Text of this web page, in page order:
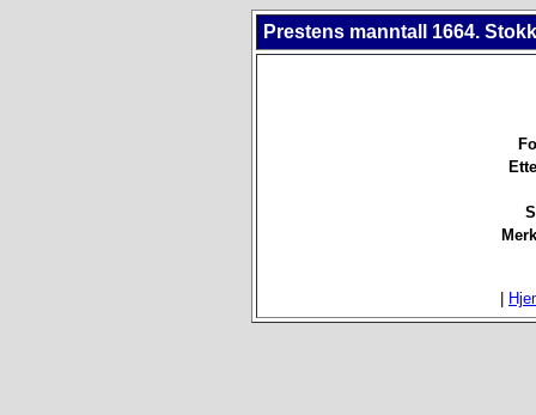
Prestens manntall 1664.